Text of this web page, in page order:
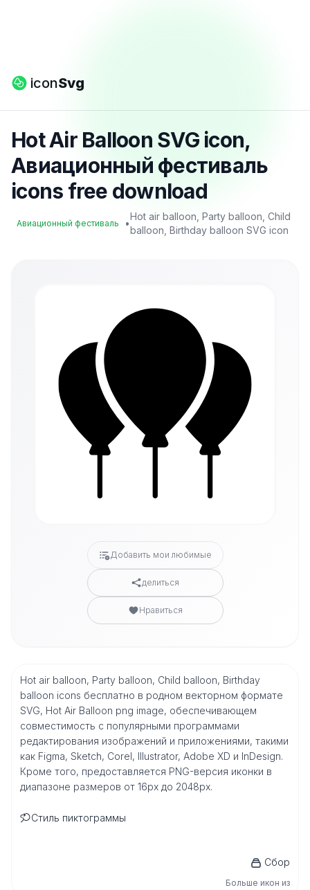
iconSvg
Hot Air Balloon SVG icon,
Авиационный фестиваль
icons free download
Авиационный фестиваль •
Hot air balloon, Party balloon, Child
balloon, Birthday balloon SVG icon
Добавить мои любимые
делиться
Нравиться
Hot air balloon, Party balloon, Child balloon, Birthday
balloon icons бесплатно в родном векторном формате
SVG, Hot Air Balloon png image, обеспечивающем
совместимость с популярными программами
редактирования изображений и приложениями, такими
как Figma, Sketch, Corel, Illustrator, Adobe XD и InDesign.
Кроме того, предоставляется PNG-версия иконки в
диапазоне размеров от 16px до 2048px.
Стиль пиктограммы
Сбор
Больше икон из